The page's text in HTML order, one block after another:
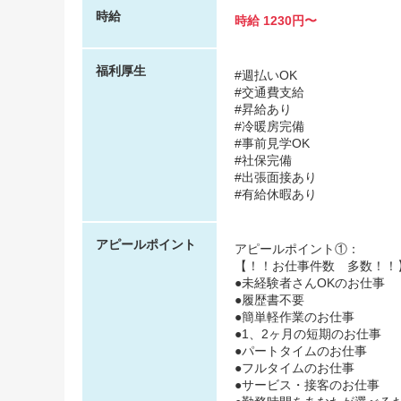
時給 時給 1230円〜
福利厚生
#週払いOK
#交通費支給
#昇給あり
#冷暖房完備
#事前見学OK
#社保完備
#出張面接あり
#有給休暇あり
アピールポイント
アピールポイント①：
【！！お仕事件数 多数！！
●未経験者さんOKのお仕事
●履歴書不要
●簡単軽作業のお仕事
●1、2ヶ月の短期のお仕事
●パートタイムのお仕事
●フルタイムのお仕事
●サービス・接客のお仕事